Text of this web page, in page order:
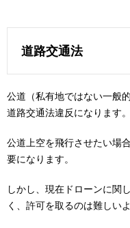
道路交通法
公道（私有地ではない一般
道路交通法違反になります。
公道上空を飛行させたい場
要になります。
しかし、現在ドローンに関
く、許可を取るのは難しいよ